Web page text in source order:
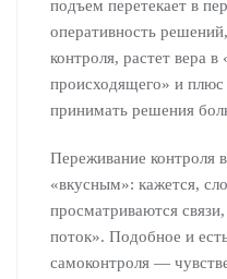
подъем перетекает в
оперативность
контроля, растет вера
происходящего» и плюс
принимать решения
Переживание контроля
«вкусным»: кажется,
просматриваются
поток». Подобное и
самоконтроля —